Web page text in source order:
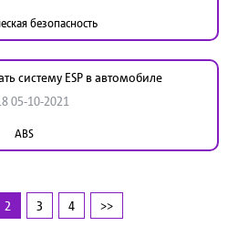
безопасность
систему ESP в автомобиле
05-10-2021
ABS
2 3 4 >>